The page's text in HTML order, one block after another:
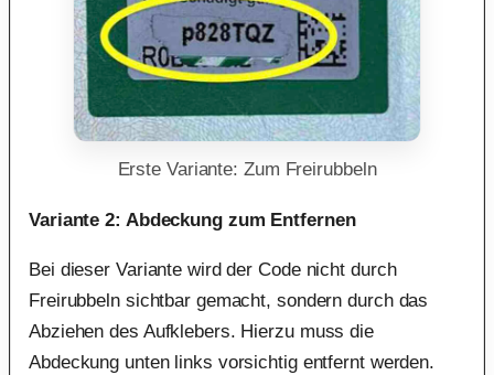
Erste Variante: Zum Freirubbeln
Variante 2: Abdeckung zum Entfernen
Bei dieser Variante wird der Code nicht durch
Freirubbeln sichtbar gemacht, sondern durch das
Abziehen des Aufklebers. Hierzu muss die
Abdeckung unten links vorsichtig entfernt werden.